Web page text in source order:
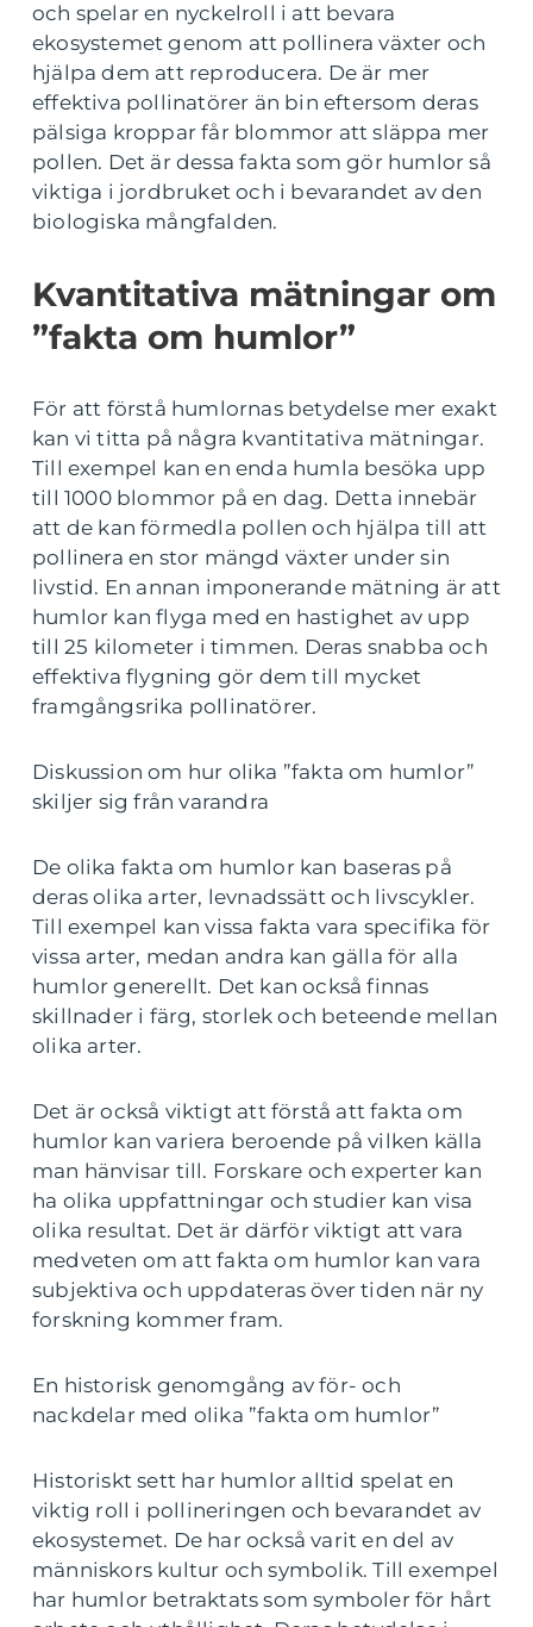
och spelar en nyckelroll i att bevara
ekosystemet genom att pollinera växter och
hjälpa dem att reproducera. De är mer
effektiva pollinatörer än bin eftersom deras
pälsiga kroppar får blommor att släppa mer
pollen. Det är dessa fakta som gör humlor så
viktiga i jordbruket och i bevarandet av den
biologiska mångfalden.
Kvantitativa mätningar om
”fakta om humlor”
För att förstå humlornas betydelse mer exakt
kan vi titta på några kvantitativa mätningar.
Till exempel kan en enda humla besöka upp
till 1000 blommor på en dag. Detta innebär
att de kan förmedla pollen och hjälpa till att
pollinera en stor mängd växter under sin
livstid. En annan imponerande mätning är att
humlor kan flyga med en hastighet av upp
till 25 kilometer i timmen. Deras snabba och
effektiva flygning gör dem till mycket
framgångsrika pollinatörer.
Diskussion om hur olika ”fakta om humlor”
skiljer sig från varandra
De olika fakta om humlor kan baseras på
deras olika arter, levnadssätt och livscykler.
Till exempel kan vissa fakta vara specifika för
vissa arter, medan andra kan gälla för alla
humlor generellt. Det kan också finnas
skillnader i färg, storlek och beteende mellan
olika arter.
Det är också viktigt att förstå att fakta om
humlor kan variera beroende på vilken källa
man hänvisar till. Forskare och experter kan
ha olika uppfattningar och studier kan visa
olika resultat. Det är därför viktigt att vara
medveten om att fakta om humlor kan vara
subjektiva och uppdateras över tiden när ny
forskning kommer fram.
En historisk genomgång av för- och
nackdelar med olika ”fakta om humlor”
Historiskt sett har humlor alltid spelat en
viktig roll i pollineringen och bevarandet av
ekosystemet. De har också varit en del av
människors kultur och symbolik. Till exempel
har humlor betraktats som symboler för hårt